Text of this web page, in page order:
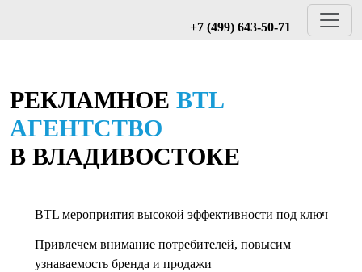
+7 (499) 643-50-71
РЕКЛАМНОЕ BTL
АГЕНТСТВО
В ВЛАДИВОСТОКЕ
BTL мероприятия высокой эффективности под ключ
Привлечем внимание потребителей, повысим
узнаваемость бренда и продажи